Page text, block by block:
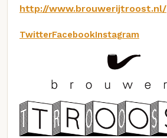
http://www.brouwerijtroost.nl/
TwitterFacebookInstagram